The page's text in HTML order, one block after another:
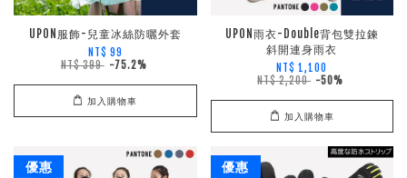
UPON服飾-兒童冰絲防曬外套
NT$ 99
NT$ 399 -75.2%
加入購物車
UPON雨衣-Double背包雙拉鍊
斜開連身雨衣
NT$ 1,100
NT$ 2,200 -50%
加入購物車
優惠 優惠